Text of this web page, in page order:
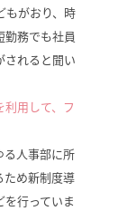
もがおり、時
務でも社員
されると聞い
用して、フ
る人事部に所
ため新制度導
行っていま